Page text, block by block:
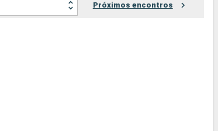
Próximos encontros